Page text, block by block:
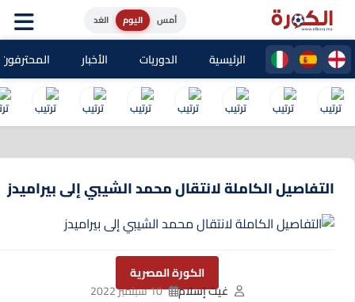
اليوم الغد
الرئيسية الدوريات الأخبار المحترفون
التفاصيل الكاملة لانتقال محمد الشيبي إلى بيراميدز
الكورة المصرية
غيث إسلام
10 سبتمبر 2022